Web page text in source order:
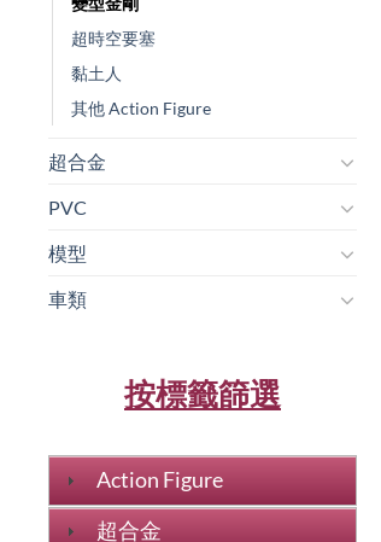
超時空要塞
黏土人
其他 Action Figure
超合金
PVC
模型
車類
按標籤篩選
Action Figure
超合金